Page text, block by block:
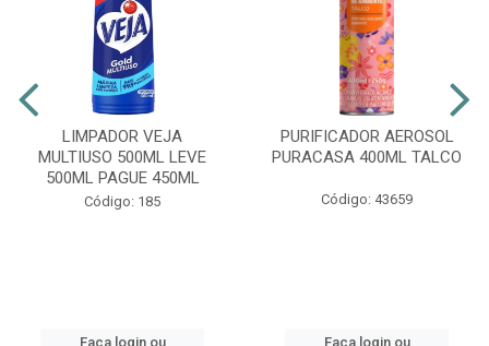
LIMPADOR VEJA
MULTIUSO 500ML LEVE
500ML PAGUE 450ML
Código: 185
Faça login ou
PURIFICADOR AEROSOL
PURACASA 400ML TALCO
Código: 43659
Faça login ou